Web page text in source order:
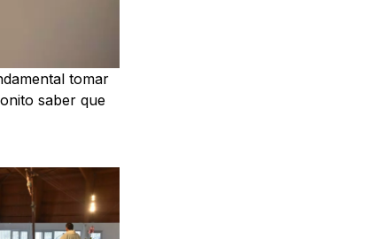
tomar
saber que